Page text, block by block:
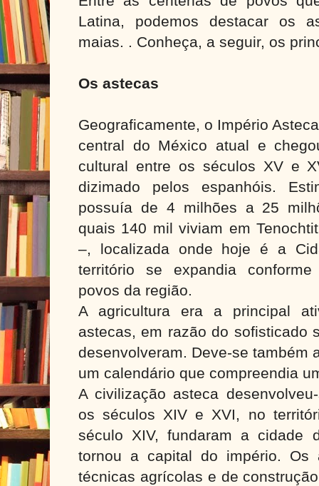
Latina, podemos destacar os
maias. . Conheça, a seguir, os
Os astecas
Geograficamente, o Império
central do México atual e
cultural entre os séculos XV e
dizimado pelos espanhóis.
possuía de 4 milhões a 25
quais 140 mil viviam em
–, localizada onde hoje é a
território se expandia
povos da região.
A agricultura era a principal
astecas, em razão do sofisticado
desenvolveram. Deve-se também
um calendário que compreendia
A civilização asteca
os séculos XIV e XVI, no
século XIV, fundaram a cidade
tornou a capital do império. Os
técnicas agrícolas e de